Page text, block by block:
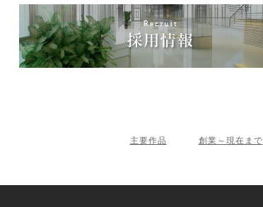
主要作品 創業～現在まで